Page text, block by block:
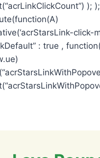
); );
click-
: true ,